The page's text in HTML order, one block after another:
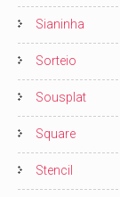
Sianinha
Sorteio
Sousplat
Square
Stencil